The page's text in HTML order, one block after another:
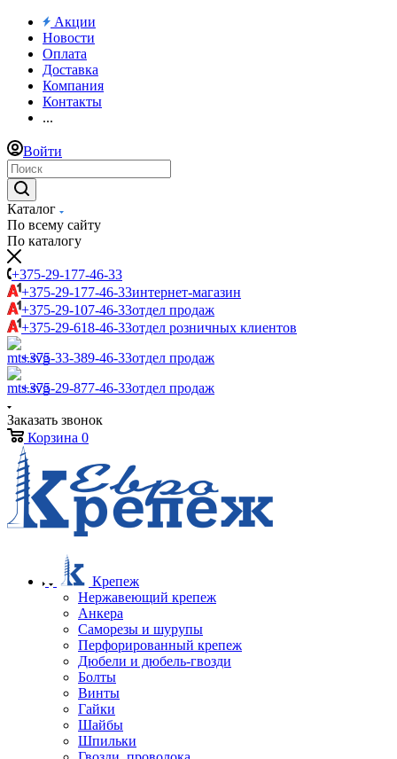
Акции
Новости
Оплата
Доставка
Компания
Контакты
...
Войти
Каталог
По всему сайту
По каталогу
+375-29-177-46-33
+375-29-177-46-33интернет-магазин
+375-29-107-46-33отдел продаж
+375-29-618-46-33отдел розничных клиентов
+375-33-389-46-33отдел продаж
+375-29-877-46-33отдел продаж
Заказать звонок
Корзина 0
Крепеж
Нержавеющий крепеж
Анкера
Саморезы и шурупы
Перфорированный крепеж
Дюбели и дюбель-гвозди
Болты
Винты
Гайки
Шайбы
Шпильки